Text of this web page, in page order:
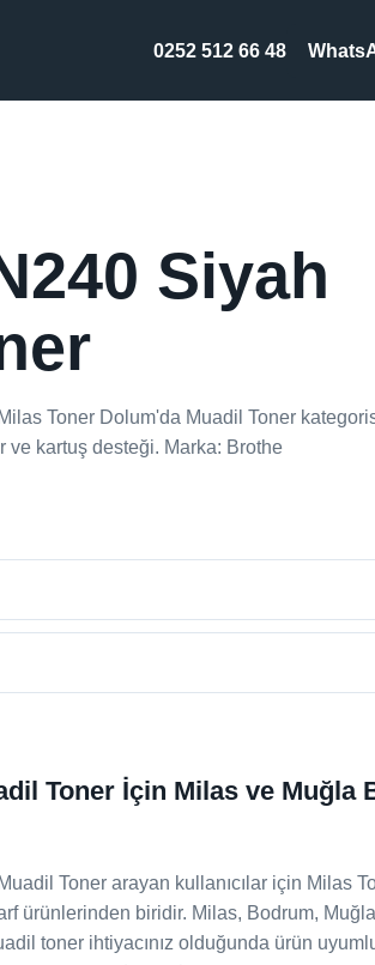
0252 512 66 48
Siyah
Toner Dolum'da Muadil Toner
ve kartuş desteği. Marka: Brothe
Toner İçin Milas ve Muğla
Toner arayan kullanıcılar için Milas
ürünlerinden biridir. Milas, Bodrum,
toner ihtiyacınız olduğunda ürün